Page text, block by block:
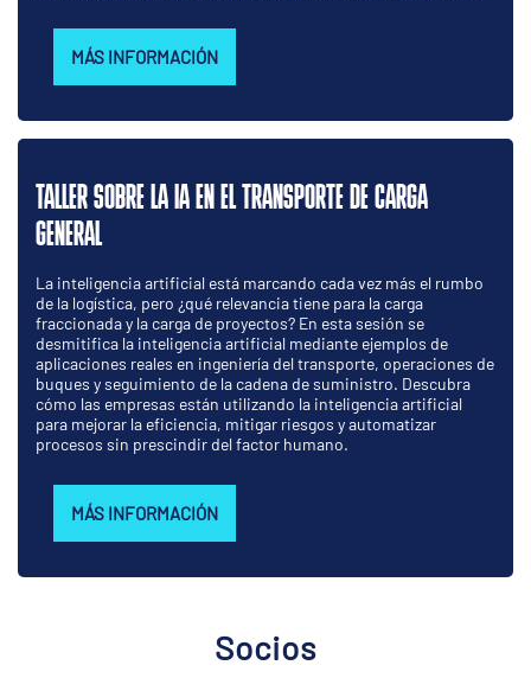
MÁS INFORMACIÓN
TALLER SOBRE LA IA EN EL TRANSPORTE DE CARGA
GENERAL
La inteligencia artificial está marcando cada vez más el rumbo
de la logística, pero ¿qué relevancia tiene para la carga
fraccionada y la carga de proyectos? En esta sesión se
desmitifica la inteligencia artificial mediante ejemplos de
aplicaciones reales en ingeniería del transporte, operaciones de
buques y seguimiento de la cadena de suministro. Descubra
cómo las empresas están utilizando la inteligencia artificial
para mejorar la eficiencia, mitigar riesgos y automatizar
procesos sin prescindir del factor humano.
MÁS INFORMACIÓN
Socios